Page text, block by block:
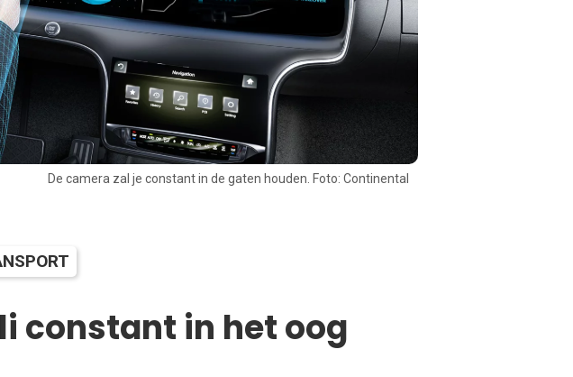
De camera zal je constant in de gaten houden. Foto: Continental
constant in het oog